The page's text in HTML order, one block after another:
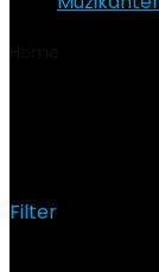
Filter